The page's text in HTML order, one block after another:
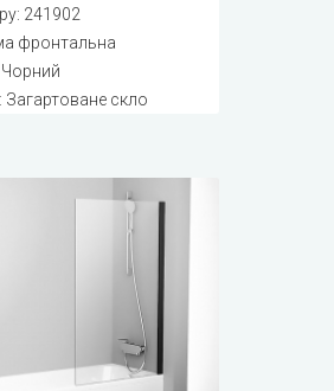
241902
фронтальна
Загартоване скло